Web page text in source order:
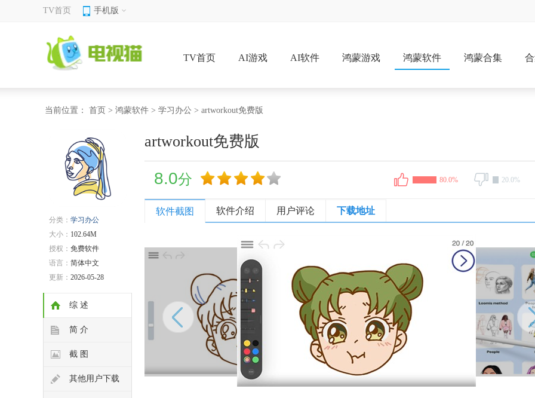
TV首页 手机版
TV首页 AI游戏 AI软件 鸿蒙游戏 鸿蒙软件 鸿蒙合集
当前位置： 首页 > 鸿蒙软件 > 学习办公 > artworkout免费版
分类： 学习办公
大小： 102.64M
授权： 免费软件
语言： 简体中文
更新： 2026-05-28
综 述
简 介
截 图
其他用户下载
artworkout免费版
8.0分 80.0% 20.0%
软件截图 软件介绍 用户评论 下载地址